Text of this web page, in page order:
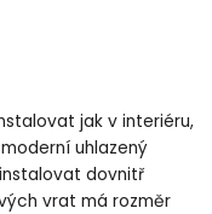
jak v interiéru,
uhlazený
dovnitř
vrat má rozměr